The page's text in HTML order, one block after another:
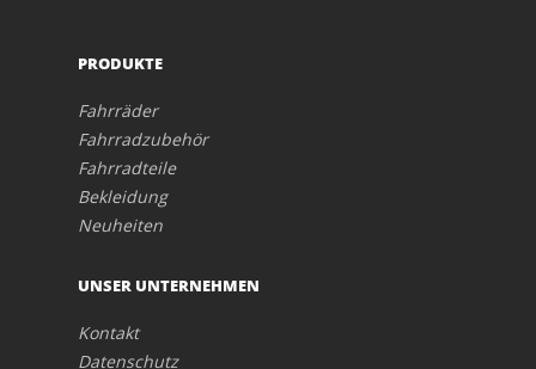
PRODUKTE
Fahrräder
Fahrradzubehör
Fahrradteile
Bekleidung
Neuheiten
UNSER UNTERNEHMEN
Kontakt
Datenschutz